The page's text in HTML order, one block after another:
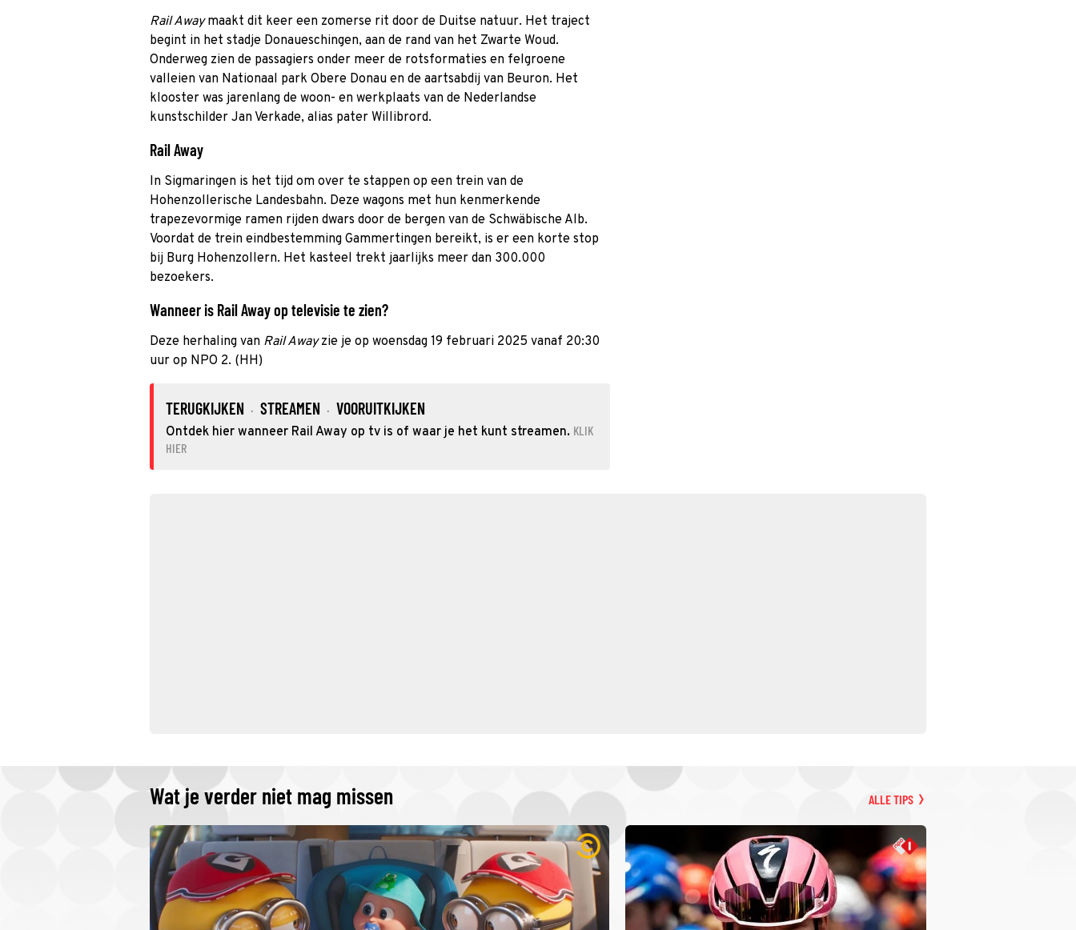
Rail Awaymaakt dit keer een zomerse rit door de Duitse natuur. Het traject
begint in het stadje Donaueschingen, aan de rand van het Zwarte Woud.
Onderweg zien de passagiers onder meer de rotsformaties en felgroene
valleien van Nationaal park Obere Donau en de aartsabdij van Beuron. Het
klooster was jarenlang de woon- en werkplaats van de Nederlandse
kunstschilder Jan Verkade, alias pater Willibrord.
Rail Away
In Sigmaringen is het tijd om over te stappen op een trein van de
Hohenzollerische Landesbahn. Deze wagons met hun kenmerkende
trapezevormige ramen rijden dwars door de bergen van de Schwäbische Alb.
Voordat de trein eindbestemming Gammertingen bereikt, is er een korte stop
bij Burg Hohenzollern. Het kasteel trekt jaarlijks meer dan 300.000
bezoekers.
Wanneer is Rail Away op televisie te zien?
Deze herhaling van Rail Awayzie je op woensdag 19 februari 2025 vanaf 20:30
uur op NPO 2. (HH)
TERUGKIJKEN · STREAMEN · VOORUITKIJKEN
Ontdek hier wanneer Rail Away op tv is of waar je het kunt streamen. KLIK
HIER
Wat je verder niet mag missen ALLE TIPS